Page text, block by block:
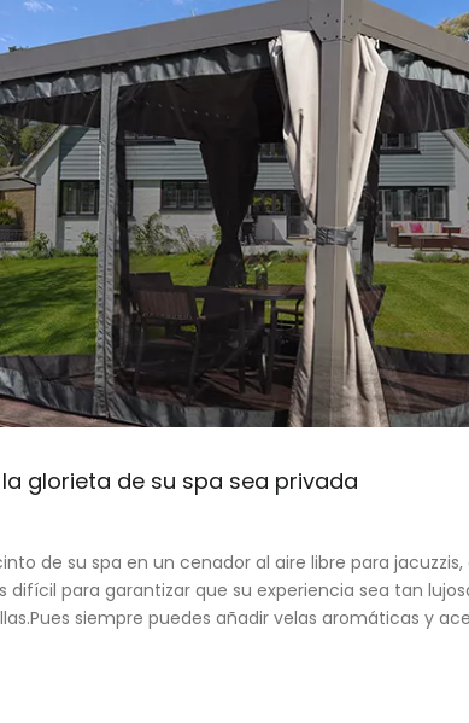
glorieta de su spa sea privada
de su spa en un cenador al aire libre para
difícil para garantizar que su experiencia sea tan
siempre puedes añadir velas aromáticas y